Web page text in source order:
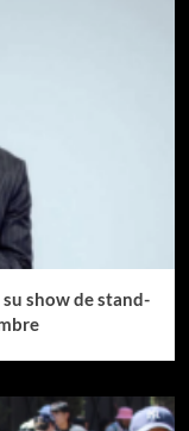
show de stand-